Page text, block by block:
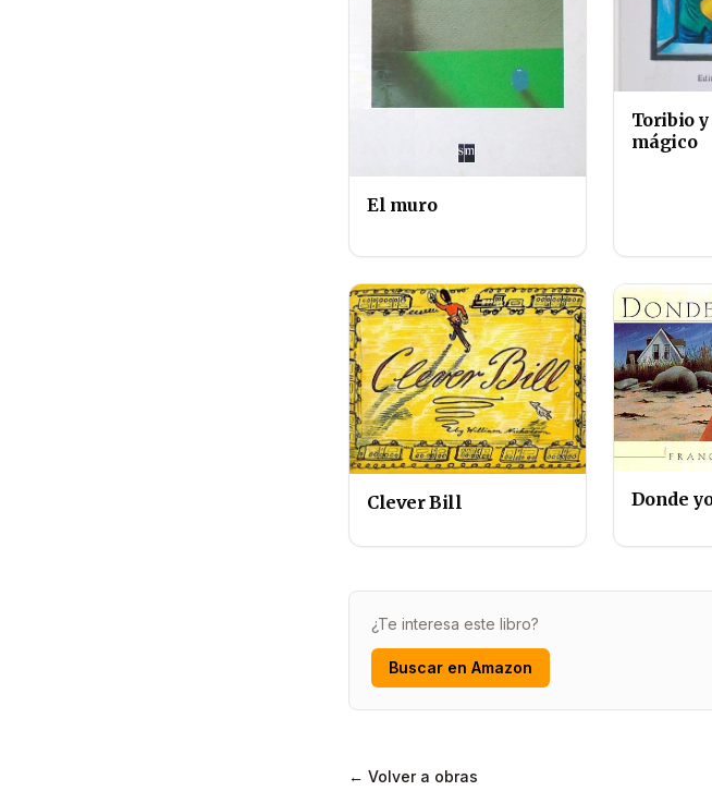
El muro
Toribio
mágico
Clever Bill Donde
¿Te interesa este libro?
Buscar en Amazon
← Volver a obras